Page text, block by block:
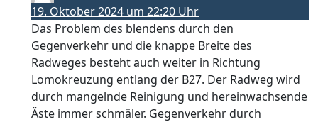
19. Oktober 2024 um 22:20 Uhr
Das Problem des blendens durch den
Gegenverkehr und die knappe Breite des
Radweges besteht auch weiter in Richtung
Lomokreuzung entlang der B27. Der Radweg wird
durch mangelnde Reinigung und hereinwachsende
Äste immer schmäler. Gegenverkehr durch